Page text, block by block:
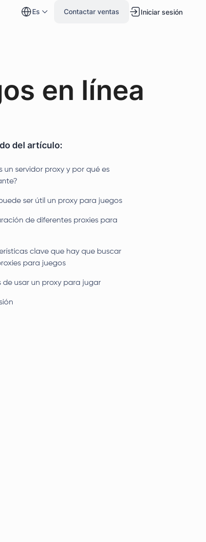
es Contactar ventas Iniciar sesión
en línea
del artículo:
un servidor proxy y por qué es
ser útil un proxy para juegos
de diferentes proxies para
clave que hay que buscar
para juegos
de usar un proxy para jugar